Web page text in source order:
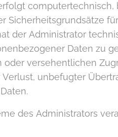
Sicherheitsgrundsätze
der Administrator
Daten zu
versehentlichen
unbefugter
des Administrators